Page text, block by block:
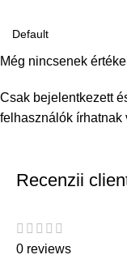
Még nincsenek
Csak bejelentkezett
felhasználók írhatnak
Recenzii
0 reviews